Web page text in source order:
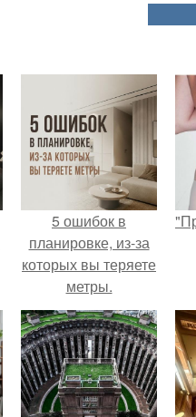
5 ошибок в
планировке, из-за
которых вы теряете
метры.